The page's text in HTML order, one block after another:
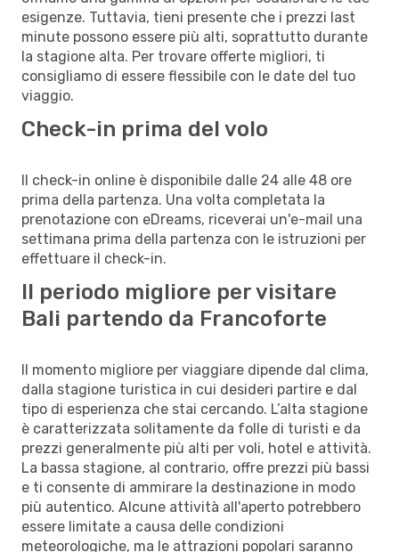
esigenze. Tuttavia, tieni presente che i prezzi last
minute possono essere più alti, soprattutto durante
la stagione alta. Per trovare offerte migliori, ti
consigliamo di essere flessibile con le date del tuo
viaggio.
Check-in prima del volo
Il check-in online è disponibile dalle 24 alle 48 ore
prima della partenza. Una volta completata la
prenotazione con eDreams, riceverai un'e-mail una
settimana prima della partenza con le istruzioni per
effettuare il check-in.
Il periodo migliore per visitare
Bali partendo da Francoforte
Il momento migliore per viaggiare dipende dal clima,
dalla stagione turistica in cui desideri partire e dal
tipo di esperienza che stai cercando. L’alta stagione
è caratterizzata solitamente da folle di turisti e da
prezzi generalmente più alti per voli, hotel e attività.
La bassa stagione, al contrario, offre prezzi più bassi
e ti consente di ammirare la destinazione in modo
più autentico. Alcune attività all'aperto potrebbero
essere limitate a causa delle condizioni
meteorologiche, ma le attrazioni popolari saranno